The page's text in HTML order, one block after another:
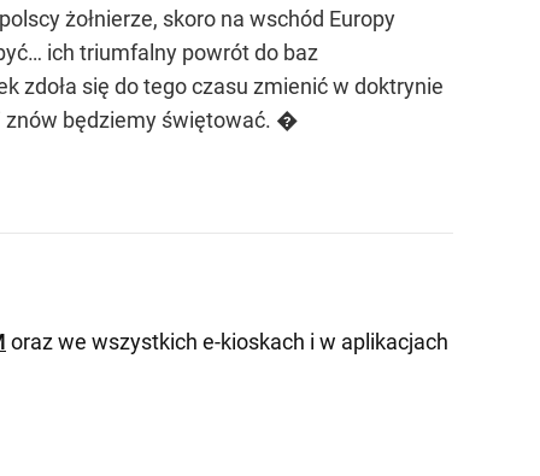
żołnierze, skoro na wschód Europy
ich triumfalny powrót do baz
zdoła się do tego czasu zmienić w doktrynie
znów będziemy świętować. �
oraz we wszystkich e-kioskach i w aplikacjach